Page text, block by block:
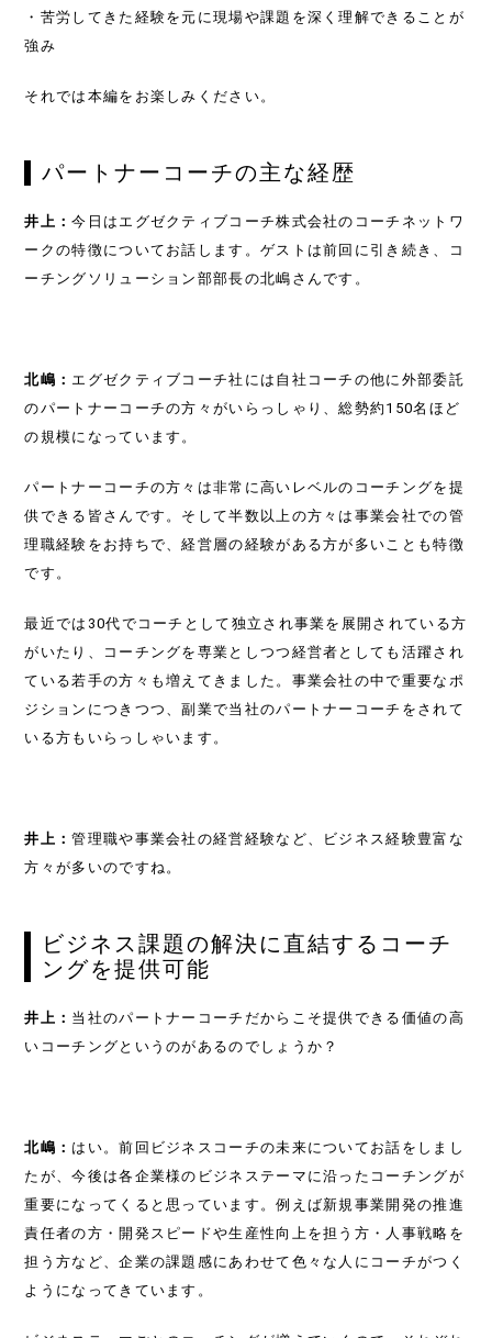
TOP
SOLUTIONS
NEWS
・苦労してきた経験を元に現場や課題を深く理解できることが
強み
それでは本編をお楽しみください。
パートナーコーチの主な経歴
井上：今日はエグゼクティブコーチ株式会社のコーチネットワ
ークの特徴についてお話します。ゲストは前回に引き続き、コ
ーチングソリューション部部長の北嶋さんです。
北嶋： エグゼクティブコーチ社には自社コーチの他に外部委託
のパートナーコーチの方々がいらっしゃり、総勢約150名ほど
の規模になっています。
パートナーコーチの方々は非常に高いレベルのコーチングを提
供できる皆さんです。そして半数以上の方々は事業会社での管
理職経験をお持ちで、経営層の経験がある方が多いことも特徴
です。
最近では30代でコーチとして独立され事業を展開されている方
がいたり、コーチングを専業としつつ経営者としても活躍され
ている若手の方々も増えてきました。事業会社の中で重要なポ
ジションにつきつつ、副業で当社のパートナーコーチをされて
いる方もいらっしゃいます。
井上：管理職や事業会社の経営経験など、ビジネス経験豊富な
方々が多いのですね。
ビジネス課題の解決に直結するコーチ
ングを提供可能
井上： 当社のパートナーコーチだからこそ提供できる価値の高
いコーチングというのがあるのでしょうか？
北嶋： はい。前回ビジネスコーチの未来についてお話をしまし
たが、今後は各企業様のビジネステーマに沿ったコーチングが
重要になってくると思っています。例えば新規事業開発の推進
責任者の方・開発スピードや生産性向上を担う方・人事戦略を
担う方など、企業の課題感にあわせて色々な人にコーチがつく
ようになってきています。